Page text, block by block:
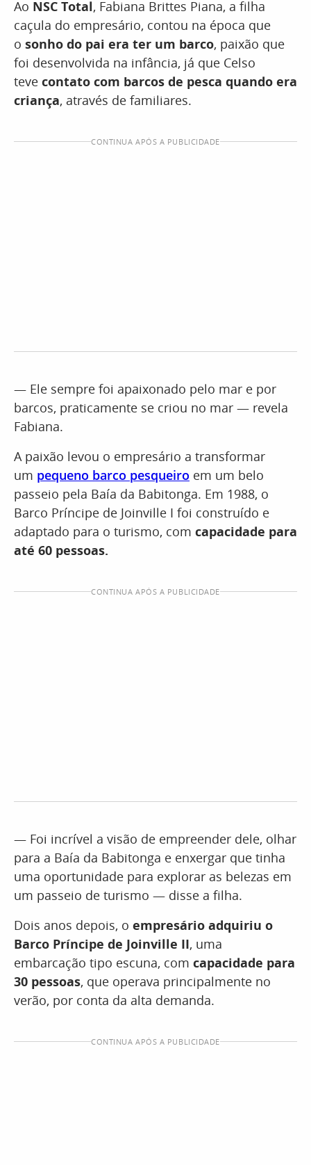
Ao NSC Total, Fabiana Brittes Piana, a filha
caçula do empresário, contou na época que
o sonho do pai era ter um barco, paixão que
foi desenvolvida na infância, já que Celso
teve contato com barcos de pesca quando era
criança, através de familiares.
CONTINUA APÓS A PUBLICIDADE
— Ele sempre foi apaixonado pelo mar e por
barcos, praticamente se criou no mar — revela
Fabiana.
A paixão levou o empresário a transformar
um pequeno barco pesqueiro em um belo
passeio pela Baía da Babitonga. Em 1988, o
Barco Príncipe de Joinville I foi construído e
adaptado para o turismo, com capacidade para
até 60 pessoas.
CONTINUA APÓS A PUBLICIDADE
— Foi incrível a visão de empreender dele, olhar
para a Baía da Babitonga e enxergar que tinha
uma oportunidade para explorar as belezas em
um passeio de turismo — disse a filha.
Dois anos depois, o empresário adquiriu o
Barco Príncipe de Joinville II, uma
embarcação tipo escuna, com capacidade para
30 pessoas, que operava principalmente no
verão, por conta da alta demanda.
CONTINUA APÓS A PUBLICIDADE